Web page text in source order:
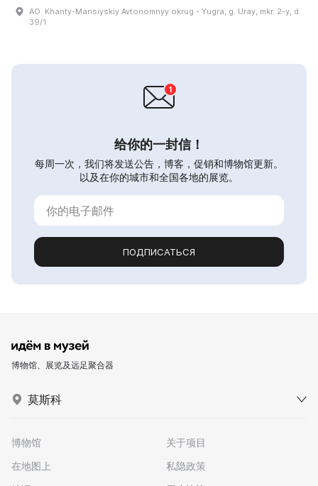
AO. Khanty-Mansiyskiy Avtonomnyy okrug - Yugra, g. Uray, mkr. 2-y, d.
39/1
给你的一封信！
每周一次，我们将发送公告，博客，促销和博物馆更新。
以及在你的城市和全国各地的展览。
ПОДПИСАТЬСЯ
博物馆、展览及远足聚合器
莫斯科
博物馆
在地图上
关于项目
私隐政策